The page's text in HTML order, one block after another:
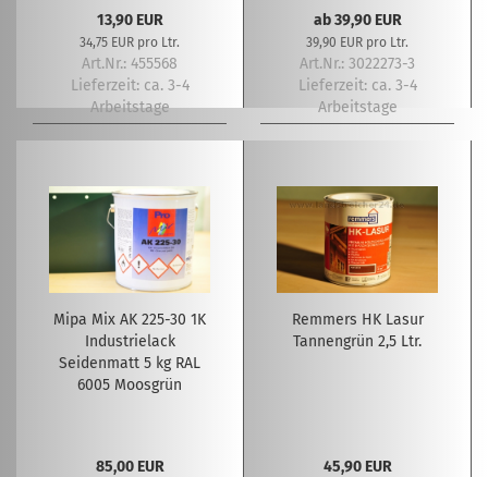
13,90 EUR
34,75 EUR pro Ltr.
Art.Nr.: 455568
Lieferzeit: ca. 3-4
Arbeitstage
ab 39,90 EUR
39,90 EUR pro Ltr.
Art.Nr.: 3022273-3
Lieferzeit: ca. 3-4
Arbeitstage
Mipa Mix AK 225-30 1K
Industrielack
Seidenmatt 5 kg RAL
6005 Moosgrün
85,00 EUR
Remmers HK Lasur
Tannengrün 2,5 Ltr.
45,90 EUR